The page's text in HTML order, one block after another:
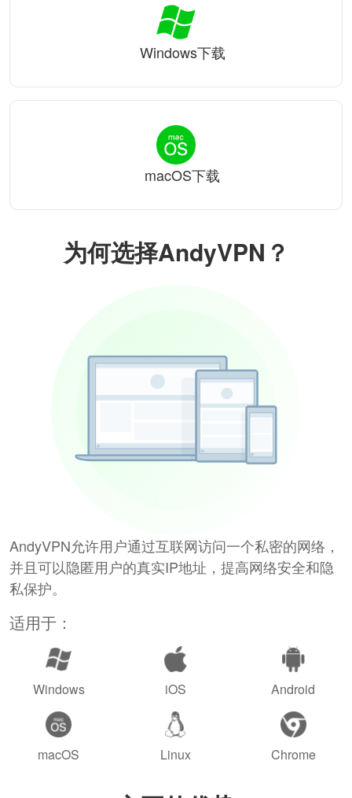
为何选择AndyVPN？
AndyVPN允许用户通过互联网访问一个私密的网络，
并且可以隐匿用户的真实IP地址，提高网络安全和隐
私保护。
适用于：
Windows iOS Android
macOS Linux Chrome
Windows下载
macOS下载